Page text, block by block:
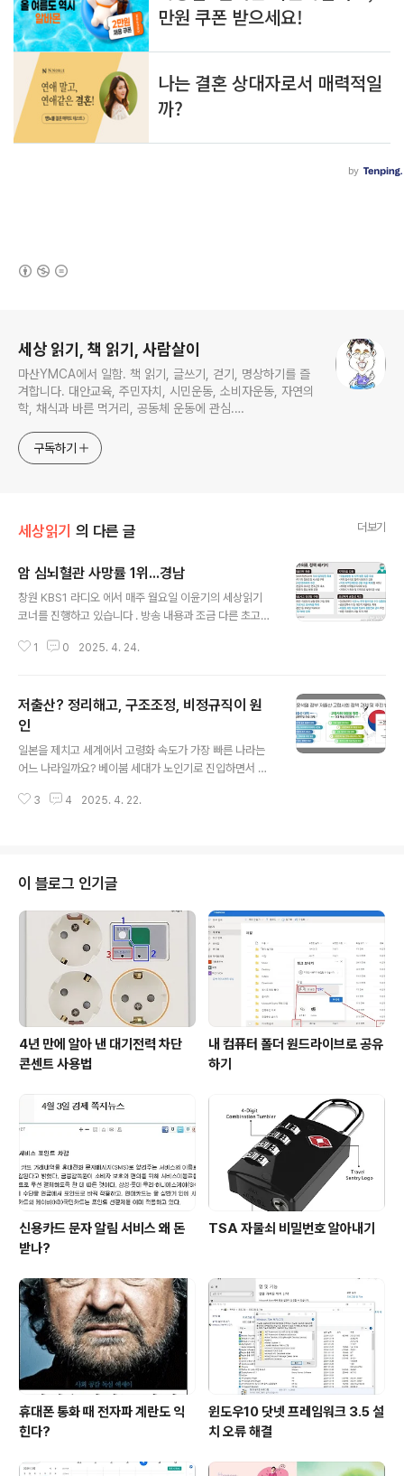
세상 읽기, 책 읽기, 사람살이
마산YMCA에서 일함. 책 읽기, 글쓰기, 걷기, 명상하기를 즐
겨합니다. 대안교육, 주민자치, 시민운동, 소비자운동, 자연의
학, 채식과 바른 먹거리, 공동체 운동에 관심.
http://www.facebook.com/ymcaman
구독하기
세상읽기 의 다른 글 더보기
암 심뇌혈관 사망률 1위...경남
창원 KBS1 라디오 에서 매주 월요일 이윤기의 세상읽기
코너를 진행하고 있습니다 . 방송 내용과 조금 다른 초고이
2. 30 방송분) 의대 정원 2000명 증원으로 시작되어 전
책은 점점 미궁으로 가고 있는 느낌인데요. 저희 지난 12월
18일, 창원컨벤션센터에서 제6회 경상남도 공공보건의료
심포지움이 열렸습니다. 오늘은 경상남도가 추진하고 있는
필수의료 정책 방향에 대하여 함께 생각해보겠습니다. 필
의료 강화, 산모·어린이·장애인 등 건강 취약계층 의료서비
1 0 2025. 4. 24.
저출산? 정리해고, 구조조정, 비정규직이 원
인
일본을 제치고 세계에서 고령화 속도가 가장 빠른 나라는
어느 나라일까요? 베이붐 세대가 노인기로 진입하면서 우
앞으로 20년이면 일본을 제치고 세계에서 가장 나이든 나
대하여 함께 생각해보겠습니다. 인구 감소로 인한 위기를
예측하는 이야기들은 전에도 많이 들어 왔습니다. 주로 고
령화로 인하여 경제성장이 둔화된다거나, 재정 위기, 노동
력 부족, 연금 고갈 같은 이야기를 반복해서 들어왔는데, 이
상림 박사는 그보다 더 심각한 위협에 대하여 충격적인 이
야기들을 들려주었습니다. 제가 받은 가장..
3 4 2025. 4. 22.
이 블로그 인기글
4년 만에 알아 낸 대기전력 차단
콘센트 사용법
내 컴퓨터 폴더 원드라이브로 공유
하기
신용카드 문자 알림 서비스 왜 돈
받나?
TSA 자물쇠 비밀번호 알아내기
휴대폰 통화 때 전자파 계란도 익
힌다?
윈도우10 닷넷 프레임워크 3.5 설
치 오류 해결